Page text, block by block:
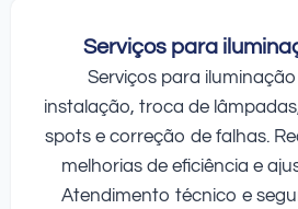
Serviços para
Serviços para
instalação, troca de
spots e correção de falhas.
melhorias de eficiência e
Atendimento técnico e